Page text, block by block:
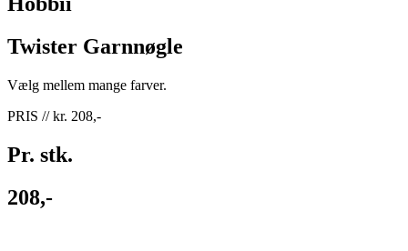
Twister Garnnøgle
Vælg mellem mange farver.
PRIS // kr. 208,-
Pr. stk.
208,-